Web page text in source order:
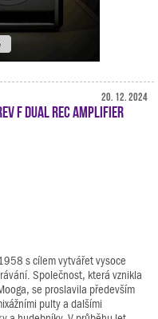
20. 12. 2024
F Dual Rec Amplifier
s cílem vytvářet vysoce
Společnost, která vznikla
se proslavila především
pulty a dalšími